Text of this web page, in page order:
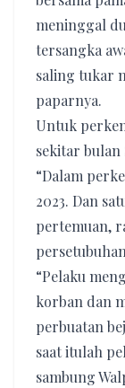
meninggal
tersangka
saling tukar
paparnya.
Untuk
sekitar bulan
“Dalam
2023. Dan
pertemuan,
“Pelaku
korban dan
perbuatan
saat itulah
sambung